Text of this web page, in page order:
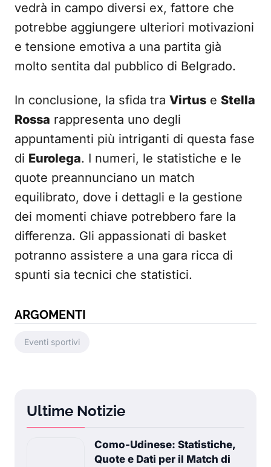
vedrà in campo diversi ex, fattore che
potrebbe aggiungere ulteriori motivazioni
e tensione emotiva a una partita già
molto sentita dal pubblico di Belgrado.
In conclusione, la sfida tra Virtus e Stella
Rossa rappresenta uno degli
appuntamenti più intriganti di questa fase
di Eurolega. I numeri, le statistiche e le
quote preannunciano un match
equilibrato, dove i dettagli e la gestione
dei momenti chiave potrebbero fare la
differenza. Gli appassionati di basket
potranno assistere a una gara ricca di
spunti sia tecnici che statistici.
ARGOMENTI
Eventi sportivi
Ultime Notizie
Como-Udinese: Statistiche,
Quote e Dati per il Match di